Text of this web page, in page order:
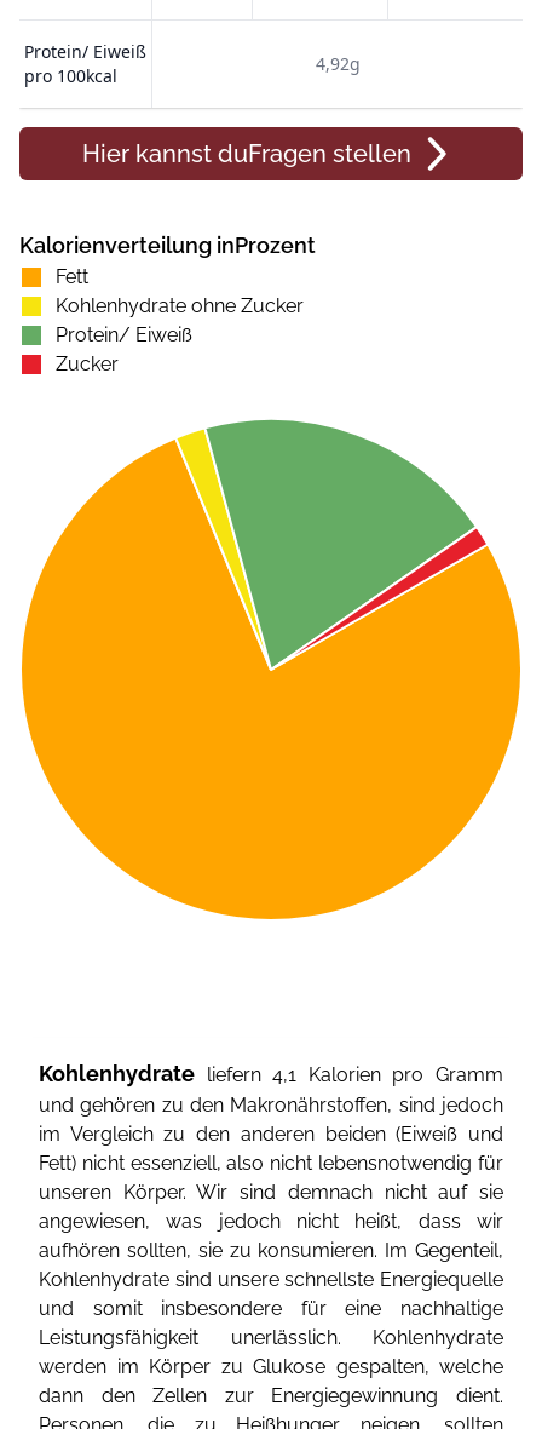
Protein/ Eiweiß
pro 100kcal
4,92g
Hier kannst duFragen stellen
Kalorienverteilung inProzent
Fett
Kohlenhydrate ohne Zucker
Protein/ Eiweiß
Zucker
Kohlenhydrate liefern 4,1 Kalorien pro Gramm
und gehören zu den Makronährstoffen, sind jedoch
im Vergleich zu den anderen beiden (Eiweiß und
Fett) nicht essenziell, also nicht lebensnotwendig für
unseren Körper. Wir sind demnach nicht auf sie
angewiesen, was jedoch nicht heißt, dass wir
aufhören sollten, sie zu konsumieren. Im Gegenteil,
Kohlenhydrate sind unsere schnellste Energiequelle
und somit insbesondere für eine nachhaltige
Leistungsfähigkeit unerlässlich. Kohlenhydrate
werden im Körper zu Glukose gespalten, welche
dann den Zellen zur Energiegewinnung dient.